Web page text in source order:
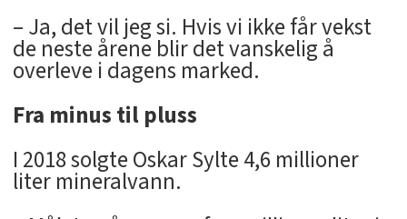
– Ja, det vil jeg si. Hvis vi ikke får vekst
de neste årene blir det vanskelig å
overleve i dagens marked.
Fra minus til pluss
I 2018 solgte Oskar Sylte 4,6 millioner
liter mineralvann.